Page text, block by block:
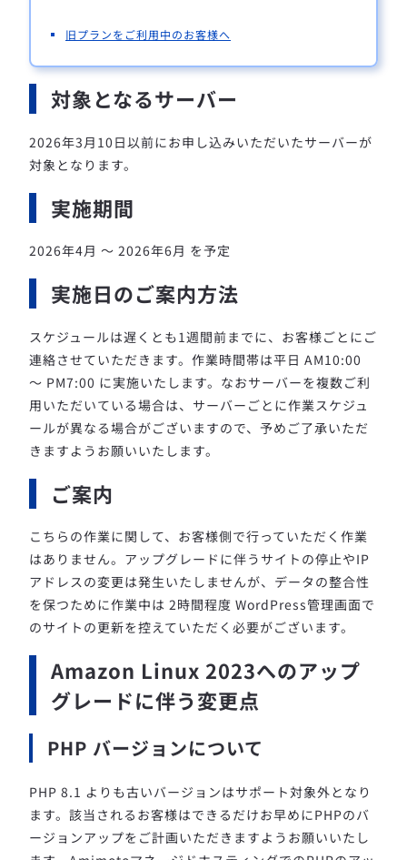
旧プランをご利用中のお客様へ
対象となるサーバー
2026年3月10日以前にお申し込みいただいたサーバーが
対象となります。
実施期間
2026年4月 〜 2026年6月 を予定
実施日のご案内方法
スケジュールは遅くとも1週間前までに、お客様ごとにご
連絡させていただきます。 作業時間帯は平日 AM10:00
〜 PM7:00 に実施いたします。 なおサーバーを複数ご利
用いただいている場合は、サーバーごとに作業スケジュ
ールが異なる場合がございますので、予めご了承いただ
きますようお願いいたします。
ご案内
こちらの作業に関して、お客様側で行っていただく作業
はありません。 アップグレードに伴うサイトの停止やIP
アドレスの変更は発生いたしませんが、データの整合性
を保つために作業中は 2時間程度 WordPress管理画面で
のサイトの更新を控えていただく必要がございます。
Amazon Linux 2023へのアップ
グレードに伴う変更点
PHP バージョンについて
PHP 8.1 よりも古いバージョンはサポート対象外となり
ます。 該当されるお客様はできるだけお早めにPHPのバ
ージョンアップをご計画いただきますようお願いいたし